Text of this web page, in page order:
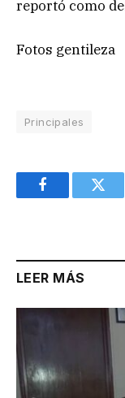
reportó como
Fotos gentileza
Principales
Facebook
LEER MÁS